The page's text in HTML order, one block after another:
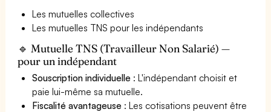
Les mutuelles collectives
Les mutuelles TNS pour les indépendants
🔹 Mutuelle TNS (Travailleur Non Salarié) —
pour un indépendant
Souscription individuelle : L'indépendant choisit et
paie lui-même sa mutuelle.
Fiscalité avantageuse : Les cotisations peuvent être